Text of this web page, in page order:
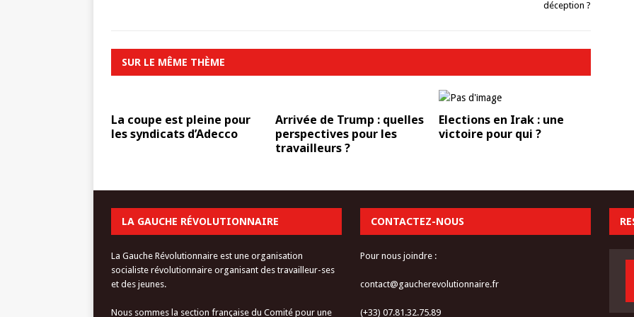
déception ?
SUR LE MÊME THÈME
La coupe est pleine pour
les syndicats d’Adecco
Arrivée de Trump : quelles
perspectives pour les
travailleurs ?
Elections en Irak : une
victoire pour qui ?
LA GAUCHE RÉVOLUTIONNAIRE
La Gauche Révolutionnaire est une organisation
socialiste révolutionnaire organisant des travailleur-ses
et des jeunes.
Nous sommes la section française du Comité pour une
CONTACTEZ-NOUS
Pour nous joindre :
contact@gaucherevolutionnaire.fr
(+33) 07.81.32.75.89